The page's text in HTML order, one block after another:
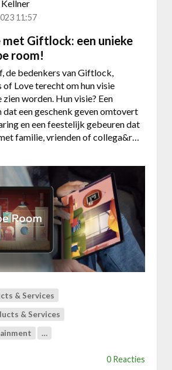
c
l
o
n
d
b
i
r
Kellner
11:57
Giftlock: een unieke
room!
de bedenkers van Giftlock,
Love terecht om hun visie
worden. Hun visie? Een
een geschenk geven omtovert
en een feestelijk gebeuren dat
familie, vrienden of collega&r…
& Services
& Services
…
0 Reacties